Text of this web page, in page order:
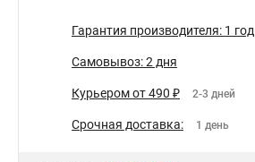
Гарантия производителя: 1 год
Самовывоз: 2 дня
Курьером от 490 ₽ 2-3 дней
Срочная доставка: 1 день